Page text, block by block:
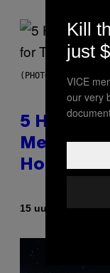
(PHOTO BY STEVE
5 Hip-Hop
Hooks
15 uur geleden
Kill
just
VICE
our very